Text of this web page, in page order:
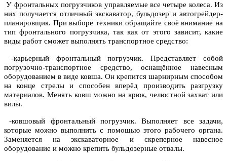
У фронтальных погрузчиков управляемые все четыре колеса. Из
них получается отличный экскаватор, бульдозер и автогрейдер-
планировщик. При выборе техники обращайте своё внимание на
тип фронтального погрузчика, так как от этого зависит, какие
виды работ сможет выполнять транспортное средство:
-карьерный фронтальный погрузчик. Представляет собой
погрузочно-транспортное средство, оснащённое навесным
оборудованием в виде ковша. Он крепится шарнирным способом
на конце стрелы и способен вперёд производить разгрузку
материалов. Менять ковш можно на крюк, челюстной захват или
вилы.
-ковшовый фронтальный погрузчик. Выполняет все задачи,
которые можно выполнить с помощью этого рабочего органа.
Заменяется на экскаваторное и скреперное навесное
оборудование и можно крепить бульдозерные отвалы.